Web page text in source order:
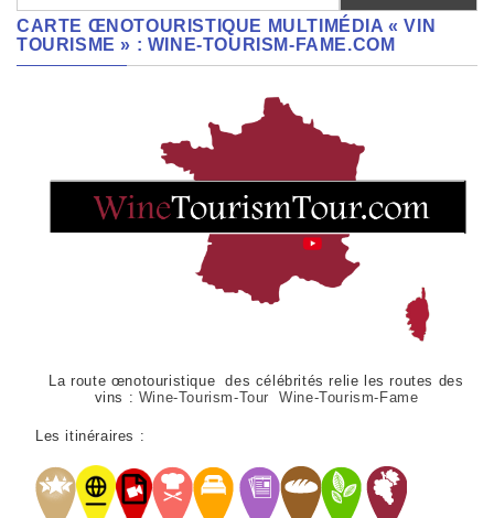
CARTE ŒNOTOURISTIQUE MULTIMÉDIA « VIN
TOURISME » : WINE-TOURISM-FAME.COM
La route œnotouristique des célébrités relie les routes des
vins : Wine-Tourism-Tour Wine-Tourism-Fame
Les itinéraires :